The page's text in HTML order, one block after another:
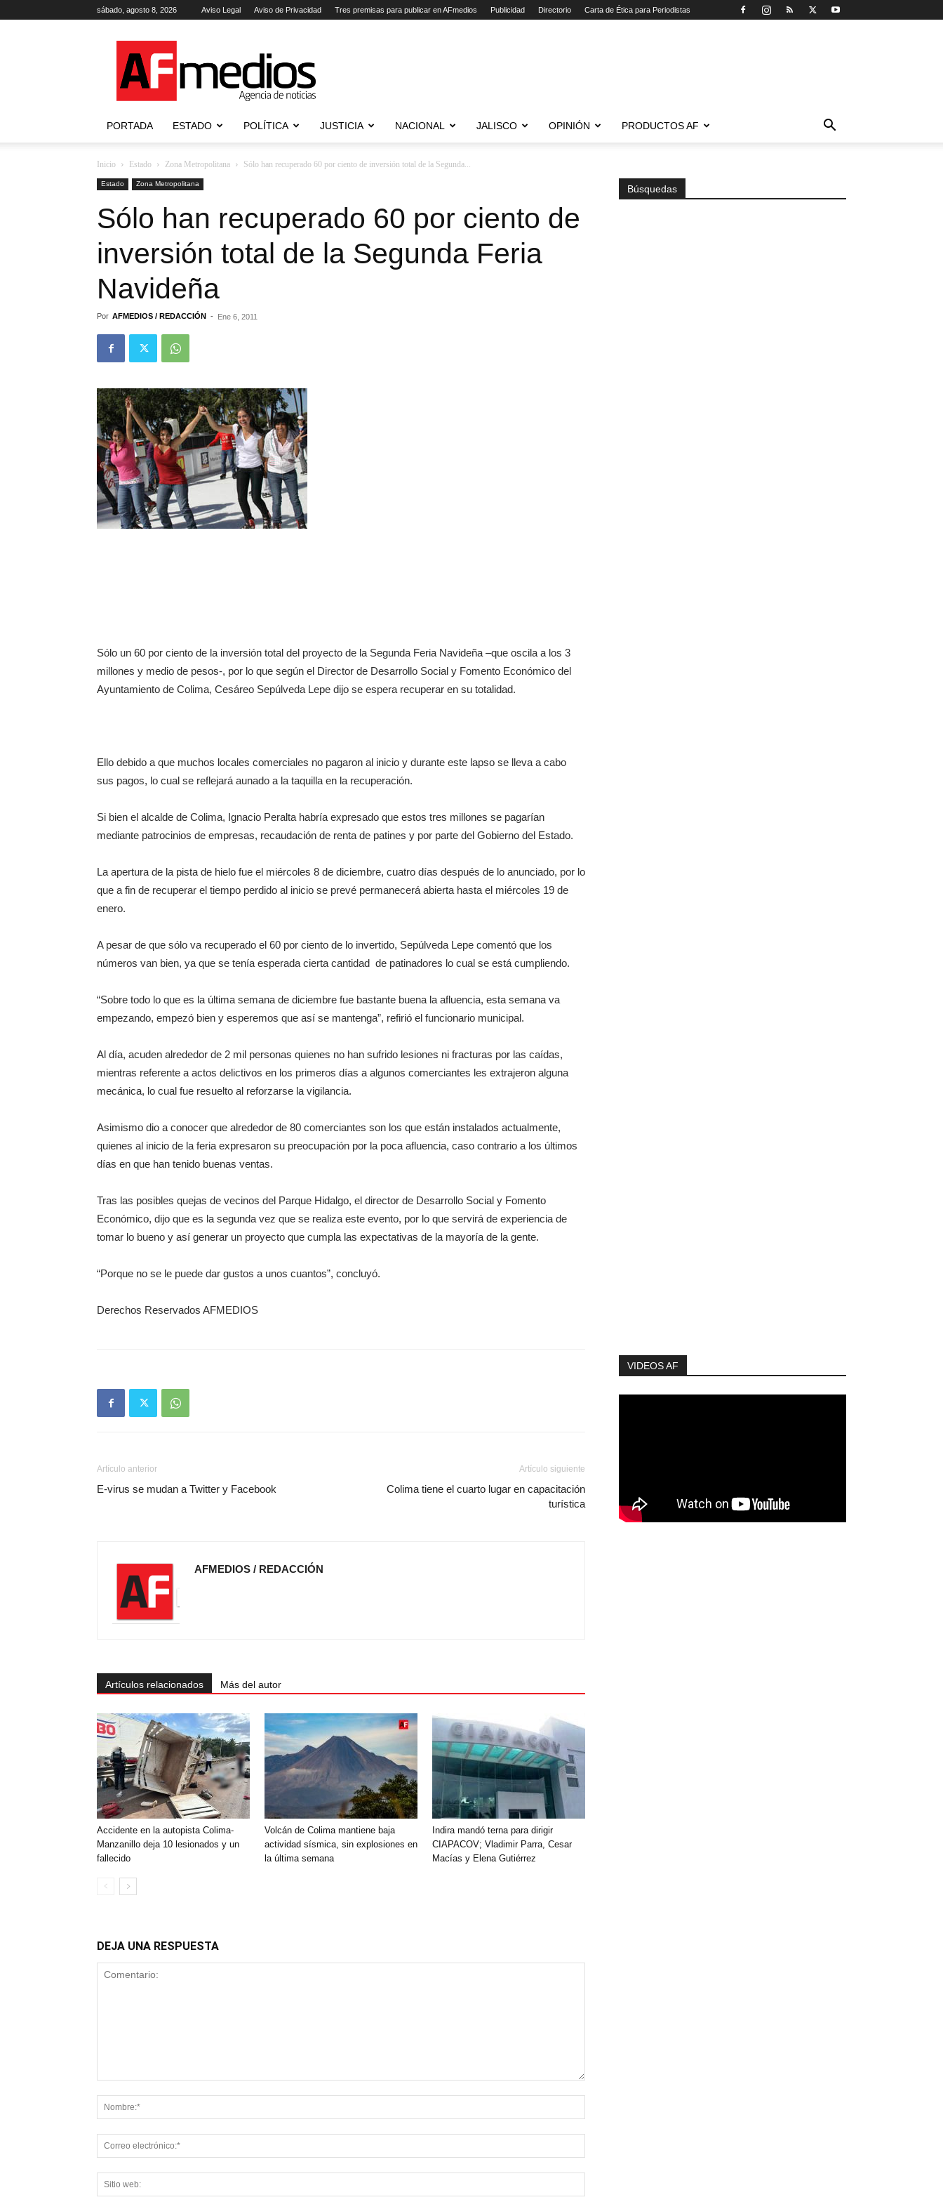
sábado, agosto 8, 2026 Aviso Legal Aviso de Privacidad Tres premisas para publicar en AFmedios Publicidad Directorio Carta de Ética para Periodistas
Agencia
de
Noticias
PORTADA ESTADO POLÍTICA JUSTICIA NACIONAL JALISCO OPINIÓN PRODUCTOS AF
Inicio Estado Zona Metropolitana Sólo han recuperado 60 por ciento de inversión total de la Segunda...
Estado Zona Metropolitana
Sólo han recuperado 60 por ciento de
inversión total de la Segunda Feria
Navideña
Por AFMEDIOS / REDACCIÓN - Ene 6, 2011
Sólo un 60 por ciento de la inversión total del proyecto de la Segunda Feria Navideña –que oscila a los 3
millones y medio de pesos-, por lo que según el Director de Desarrollo Social y Fomento Económico del
Ayuntamiento de Colima, Cesáreo Sepúlveda Lepe dijo se espera recuperar en su totalidad.
Ello debido a que muchos locales comerciales no pagaron al inicio y durante este lapso se lleva a cabo
sus pagos, lo cual se reflejará aunado a la taquilla en la recuperación.
Si bien el alcalde de Colima, Ignacio Peralta habría expresado que estos tres millones se pagarían
mediante patrocinios de empresas, recaudación de renta de patines y por parte del Gobierno del Estado.
La apertura de la pista de hielo fue el miércoles 8 de diciembre, cuatro días después de lo anunciado, por lo
que a fin de recuperar el tiempo perdido al inicio se prevé permanecerá abierta hasta el miércoles 19 de
enero.
A pesar de que sólo va recuperado el 60 por ciento de lo invertido, Sepúlveda Lepe comentó que los
números van bien, ya que se tenía esperada cierta cantidad de patinadores lo cual se está cumpliendo.
“Sobre todo lo que es la última semana de diciembre fue bastante buena la afluencia, esta semana va
empezando, empezó bien y esperemos que así se mantenga”, refirió el funcionario municipal.
Al día, acuden alrededor de 2 mil personas quienes no han sufrido lesiones ni fracturas por las caídas,
mientras referente a actos delictivos en los primeros días a algunos comerciantes les extrajeron alguna
mecánica, lo cual fue resuelto al reforzarse la vigilancia.
Asimismo dio a conocer que alrededor de 80 comerciantes son los que están instalados actualmente,
quienes al inicio de la feria expresaron su preocupación por la poca afluencia, caso contrario a los últimos
días en que han tenido buenas ventas.
Tras las posibles quejas de vecinos del Parque Hidalgo, el director de Desarrollo Social y Fomento
Económico, dijo que es la segunda vez que se realiza este evento, por lo que servirá de experiencia de
tomar lo bueno y así generar un proyecto que cumpla las expectativas de la mayoría de la gente.
“Porque no se le puede dar gustos a unos cuantos”, concluyó.
Derechos Reservados AFMEDIOS
Artículo anterior
E-virus se mudan a Twitter y Facebook
Artículo siguiente
Colima tiene el cuarto lugar en capacitación
turística
AFMEDIOS / REDACCIÓN
Artículos relacionados Más del autor
Accidente en la autopista Colima-
Manzanillo deja 10 lesionados y un
fallecido
Volcán de Colima mantiene baja
actividad sísmica, sin explosiones en
la última semana
Indira mandó terna para dirigir
CIAPACOV; Vladimir Parra, Cesar
Macías y Elena Gutiérrez
DEJA UNA RESPUESTA
Búsquedas
VIDEOS AF